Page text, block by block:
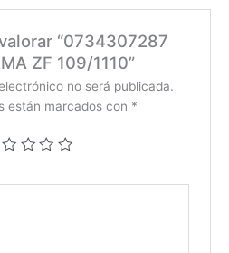
“0734307287
ZF 109/1110”
no será publicada.
están marcados con *